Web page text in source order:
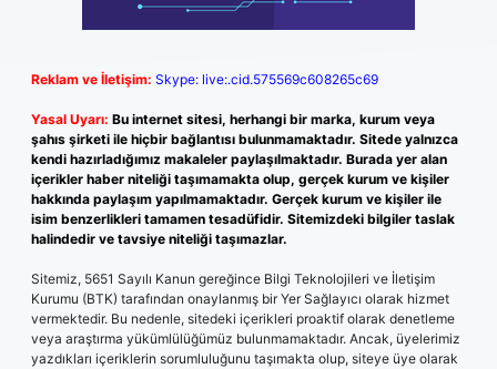
Reklam ve İletişim: Skype: live:.cid.575569c608265c69
Yasal Uyarı: Bu internet sitesi, herhangi bir marka, kurum veya
şahıs şirketi ile hiçbir bağlantısı bulunmamaktadır. Sitede yalnızca
kendi hazırladığımız makaleler paylaşılmaktadır. Burada yer alan
içerikler haber niteliği taşımamakta olup, gerçek kurum ve kişiler
hakkında paylaşım yapılmamaktadır. Gerçek kurum ve kişiler ile
isim benzerlikleri tamamen tesadüfidir. Sitemizdeki bilgiler taslak
halindedir ve tavsiye niteliği taşımazlar.
Sitemiz, 5651 Sayılı Kanun gereğince Bilgi Teknolojileri ve İletişim
Kurumu (BTK) tarafından onaylanmış bir Yer Sağlayıcı olarak hizmet
vermektedir. Bu nedenle, sitedeki içerikleri proaktif olarak denetleme
veya araştırma yükümlülüğümüz bulunmamaktadır. Ancak, üyelerimiz
yazdıkları içeriklerin sorumluluğunu taşımakta olup, siteye üye olarak